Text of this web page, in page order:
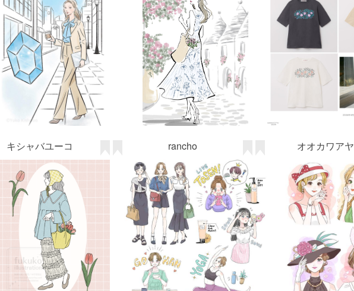
キシャバユーコ rancho オオカワアヤ